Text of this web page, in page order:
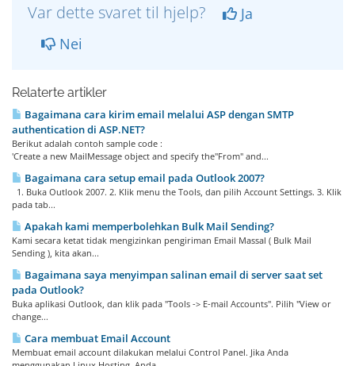
Var dette svaret til hjelp?
Ja
Nei
Relaterte artikler
Bagaimana cara kirim email melalui ASP dengan SMTP
authentication di ASP.NET?
Berikut adalah contoh sample code :
'Create a new MailMessage object and specify the"From" and...
Bagaimana cara setup email pada Outlook 2007?
1. Buka Outlook 2007. 2. Klik menu the Tools, dan pilih Account Settings. 3. Klik
pada tab...
Apakah kami memperbolehkan Bulk Mail Sending?
Kami secara ketat tidak mengizinkan pengiriman Email Massal ( Bulk Mail
Sending ), kita akan...
Bagaimana saya menyimpan salinan email di server saat set
pada Outlook?
Buka aplikasi Outlook, dan klik pada "Tools -> E-mail Accounts". Pilih "View or
change...
Cara membuat Email Account
Membuat email account dilakukan melalui Control Panel. Jika Anda